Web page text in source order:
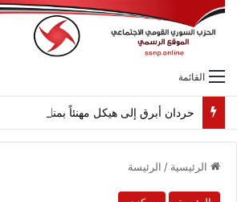
القائمة
حردان أبرق إلى هيكل مهنئاً بمناسبة عيد
الرئيسية / الرئيسة